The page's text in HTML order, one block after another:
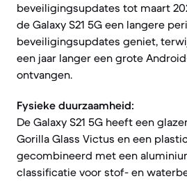
beveiligingsupdates tot maart
de Galaxy S21 5G een langere
beveiligingsupdates geniet,
een jaar langer een grote
ontvangen.
Fysieke duurzaamheid:
De Galaxy S21 5G heeft een
Gorilla Glass Victus en een
gecombineerd met een
classificatie voor stof- en